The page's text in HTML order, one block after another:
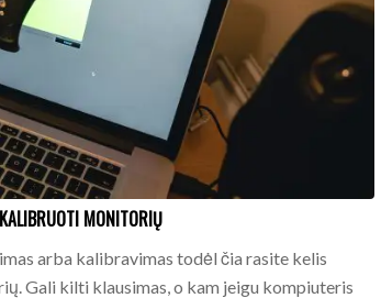
MONITORIŲ
arba kalibravimas todėl čia rasite kelis
Gali kilti klausimas, o kam jeigu kompiuteris